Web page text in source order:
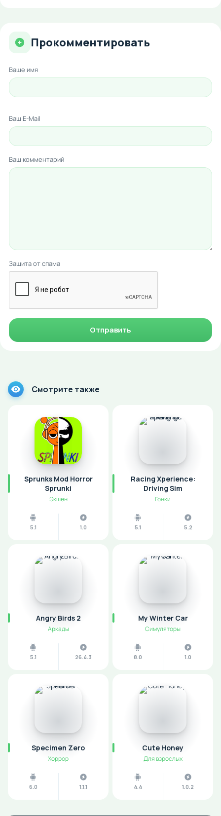
Прокомментировать
Ваше имя
Ваш E-Mail
Ваш комментарий
Защита от спама
Отправить
Смотрите также
Sprunks Mod Horror
Sprunki
Экшен
5.1 1.0
Racing Xperience:
Driving Sim
Гонки
5.1 5.2
Angry Birds 2
Аркады
5.1 26.4.3
My Winter Car
Симуляторы
8.0 1.0
Specimen Zero
Хоррор
6.0 1.1.1
Cute Honey
Для взрослых
4.4 1.0.2